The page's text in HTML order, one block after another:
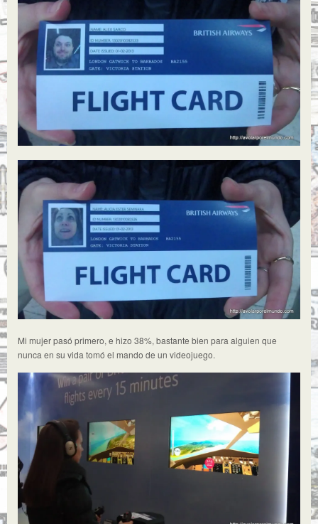
Mi mujer pasó primero, e hizo 38%, bastante bien para alguien que
nunca en su vida tomó el mando de un videojuego.